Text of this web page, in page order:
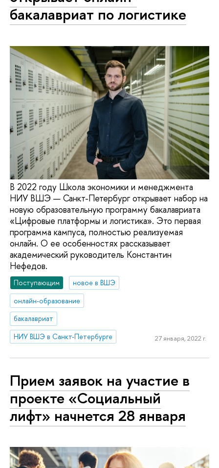
бакалавриат по логистике
В 2022 году Школа экономики и менеджмента
НИУ ВШЭ — Санкт-Петербург открывает набор на
новую образовательную программу бакалавриата
«Цифровые платформы и логистика». Это первая
программа кампуса, полностью реализуемая
онлайн. О ее особенностях рассказывает
академический руководитель Константин
Нефедов.
Поступающим
новое в ВШЭ
онлайн-образование
бакалавриат
НИУ ВШЭ в Санкт-Петербурге
27 января, 2022 г.
Прием заявок на участие в
проекте «Социальный
лифт» начнется 28 января